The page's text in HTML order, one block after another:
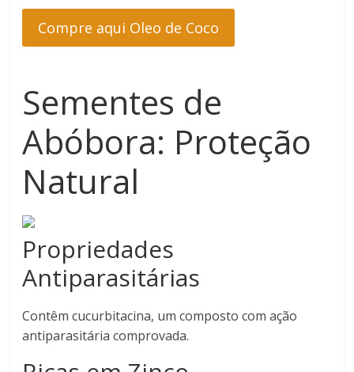
Compre aqui Oleo de Coco
Sementes de
Abóbora: Proteção
Natural
Propriedades
Antiparasitárias
Contêm cucurbitacina, um composto com ação
antiparasitária comprovada.